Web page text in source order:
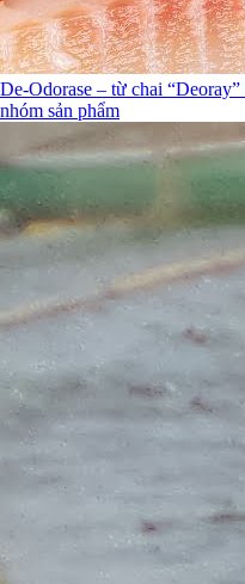
De-Odorase – từ chai
nhóm sản phẩm